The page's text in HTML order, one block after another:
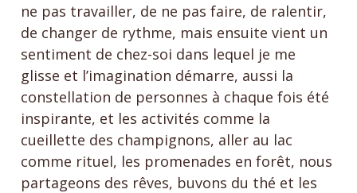
ne pas travailler, de ne pas faire, de ralentir,
de changer de rythme, mais ensuite vient un
sentiment de chez-soi dans lequel je me
glisse et l’imagination démarre, aussi la
constellation de personnes à chaque fois été
inspirante, et les activités comme la
cueillette des champignons, aller au lac
comme rituel, les promenades en forêt, nous
partageons des rêves, buvons du thé et les